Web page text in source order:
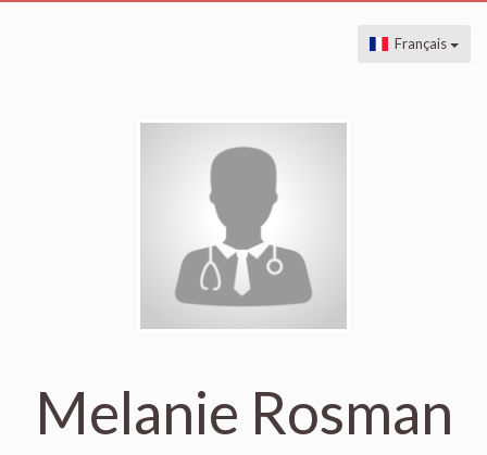
Français
Melanie Rosman